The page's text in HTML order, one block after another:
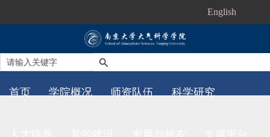
English
首页 学院概况 师资队伍 科学研究